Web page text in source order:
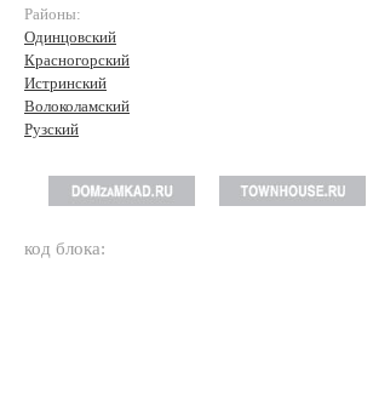
Районы:
Одинцовский
Красногорский
Истринский
Волоколамский
Рузский
код блока: